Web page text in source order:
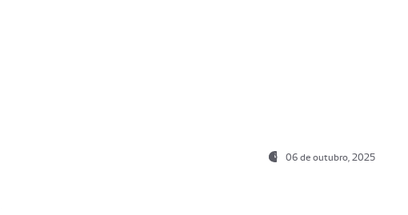
06 de outubro, 2025